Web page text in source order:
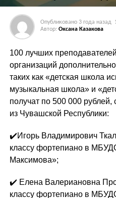
Опубликовано 3 года назад
Автор: Оксана Казакова
100 лучших
организаций
таких как «детская школа
музыкальная школа» и
получат по 500 000 рублей,
из Чувашской Республики:
✔️Игорь Владимирович
классу фортепиано в
Максимова»;
✔️ Елена Валериановна
классу фортепиано в